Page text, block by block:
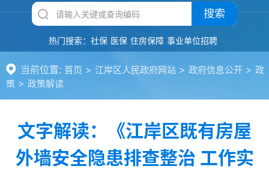
搜索
热门搜索： 社保 医保 住房保障 事业单位招聘
当前位置: 首页 > 江岸区人民政府网站 > 政府信息公开 > 政
策 > 政策解读
文字解读：《江岸区既有房屋
外墙安全隐患排查整治 工作实